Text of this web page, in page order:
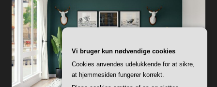
Vi bruger kun nødvendige cookies
Cookies anvendes udelukkende for at sikre,
at hjemmesiden fungerer korrekt.